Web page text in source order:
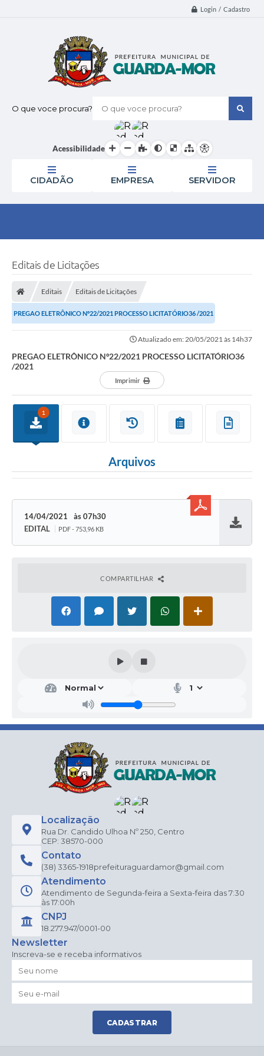
Login / Cadastro
O que voce procura?
Acessibilidade
CIDADÃO EMPRESA SERVIDOR
Editais de Licitações
Editais Editais de Licitações
PREGAO ELETRÔNICO Nº22/2021 PROCESSO LICITATÓRIO36 /2021
Atualizado em: 20/05/2021 às 14h37
PREGAO ELETRÔNICO Nº22/2021 PROCESSO LICITATÓRIO36
/2021
Imprimir
1
Arquivos
14/04/2021
07h30
EDITAL
PDF - 753,96 KB
COMPARTILHAR
Localização
Rua Dr. Candido Ulhoa Nº 250, Centro
CEP: 38570-000
Contato
(38) 3365-1918prefeituraguardamor@gmail.com
Atendimento
Atendimento de Segunda-feira a Sexta-feira das 7:30
às 17:00h
CNPJ
18.277.947/0001-00
Newsletter
Inscreva-se e receba informativos
CADASTRAR